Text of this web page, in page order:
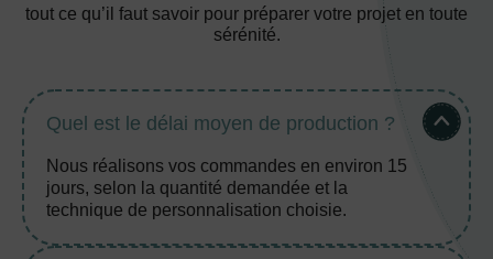
tout ce qu’il faut savoir pour préparer votre projet en toute
sérénité.
Quel est le délai moyen de production ?
Nous réalisons vos commandes en environ 15
jours, selon la quantité demandée et la
technique de personnalisation choisie.